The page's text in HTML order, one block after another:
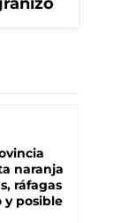
naranja
ráfagas
y posible